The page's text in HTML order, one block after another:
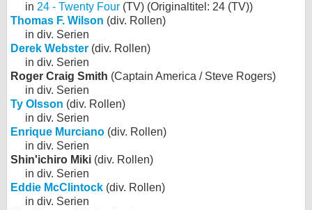
in 24 - Twenty Four (TV) (Originaltitel: 24 (TV))
Thomas F. Wilson (div. Rollen)
in div. Serien
Derek Webster (div. Rollen)
in div. Serien
Roger Craig Smith (Captain America / Steve Rogers)
in div. Serien
Ty Olsson (div. Rollen)
in div. Serien
Enrique Murciano (div. Rollen)
in div. Serien
Shin'ichiro Miki (div. Rollen)
in div. Serien
Eddie McClintock (div. Rollen)
in div. Serien